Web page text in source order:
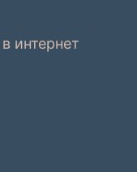
интернет